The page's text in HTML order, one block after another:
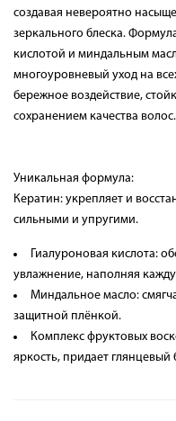
создавая невероятно
зеркального блеска.
кислотой и миндальным
многоуровневый уход на
бережное воздействие,
сохранением качества волос.
Уникальная формула:
Кератин: укрепляет и
сильными и упругими.
Гиалуроновая кислота:
увлажнение, наполняя
Миндальное масло:
защитной плёнкой.
Комплекс фруктовых
яркость, придает глянцевый